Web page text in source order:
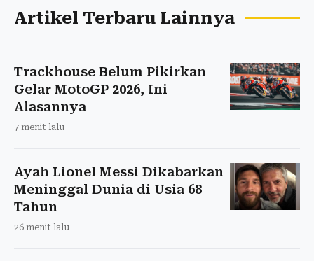
Artikel Terbaru Lainnya
Trackhouse Belum Pikirkan
Gelar MotoGP 2026, Ini
Alasannya
7 menit lalu
Ayah Lionel Messi Dikabarkan
Meninggal Dunia di Usia 68
Tahun
26 menit lalu